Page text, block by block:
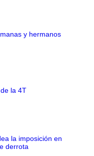
y hermanos
la 4T
la imposición en
derrota